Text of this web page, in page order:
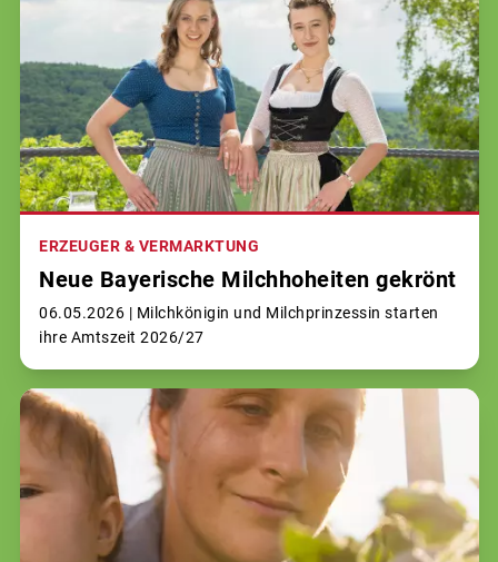
ERZEUGER & VERMARKTUNG
Neue Bayerische Milchhoheiten gekrönt
06.05.2026 | Milchkönigin und Milchprinzessin starten
ihre Amtszeit 2026/27